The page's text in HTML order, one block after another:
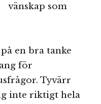
vänskap som
en bra tanke
för
Tyvärr
inte riktigt hela